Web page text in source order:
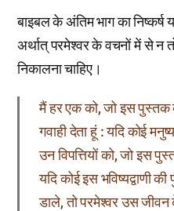
बाइबल के अंतिम भाग का
अर्थात् परमेश्वर के वचनों में से न
निकालना चाहिए।
मैं हर एक को, जो इस पुस्तक
गवाही देता हूं : यदि कोई
उन विपत्तियों को, जो इस
यदि कोई इस भविष्यद्वाणी
डाले, तो परमेश्वर उस